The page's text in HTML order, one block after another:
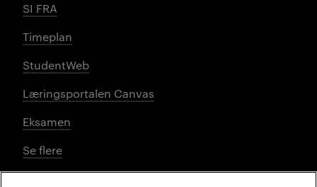
SI FRA
Timeplan
StudentWeb
Læringsportalen Canvas
Eksamen
Se flere